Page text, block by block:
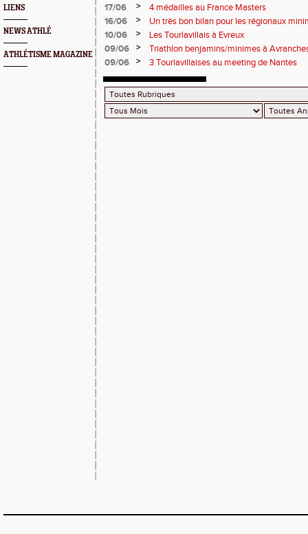
LIENS
NEWS ATHLÉ
ATHLÉTISME MAGAZINE
17/06
>
4 médailles au France Masters
16/06
>
Un très bon bilan pour les régionaux
10/06
>
Les Tourlavillais à Evreux
09/06
>
Triathlon benjamins/minimes à
09/06
> 3 Tourlavillaises au meeting de Nantes